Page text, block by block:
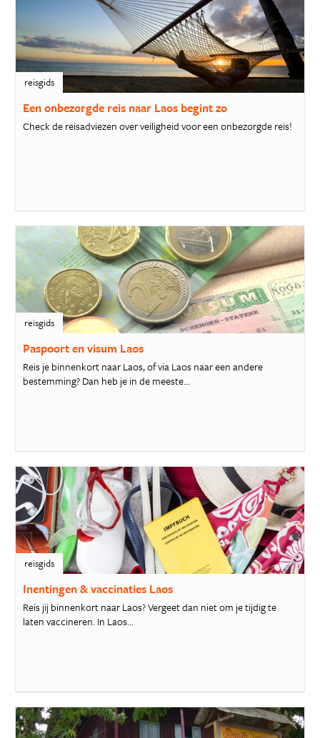
reisgids
Een onbezorgde reis naar Laos begint zo
Check de reisadviezen over veiligheid voor een onbezorgde reis!
reisgids
Paspoort en visum Laos
Reis je binnenkort naar Laos, of via Laos naar een andere
bestemming? Dan heb je in de meeste...
reisgids
Inentingen & vaccinaties Laos
Reis jij binnenkort naar Laos? Vergeet dan niet om je tijdig te
laten vaccineren. In Laos...